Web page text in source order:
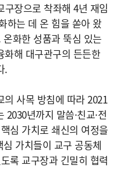
구장으로 착좌해 4년 재임
하는 데 온 힘을 쏟아 왔
화한 성품과 뚝심 있는
화해 대구관구의 든든한
.
의 사목 방침에 따라 2021
년까지 말씀·친교·전
심 가치로 쇄신의 여정을
가치들이 교구 공동체
록 교구장과 긴밀히 협력